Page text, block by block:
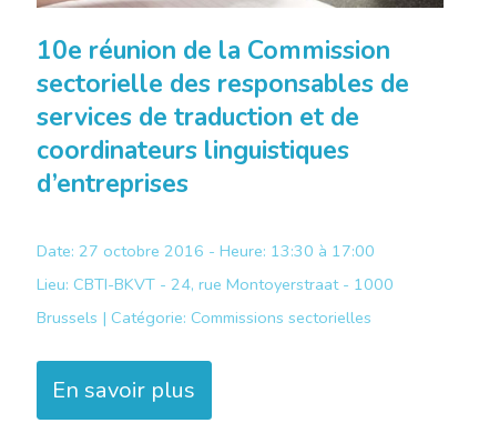
10e réunion de la Commission
sectorielle des responsables de
services de traduction et de
coordinateurs linguistiques
d’entreprises
Date: 27 octobre 2016 - Heure: 13:30 à 17:00
Lieu: CBTI-BKVT - 24, rue Montoyerstraat - 1000
Brussels | Catégorie: Commissions sectorielles
En savoir plus